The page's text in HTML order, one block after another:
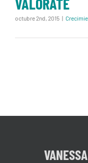
octubre 2nd, 2015 |